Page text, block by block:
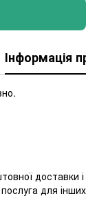
Інформація
доставки і
для інших